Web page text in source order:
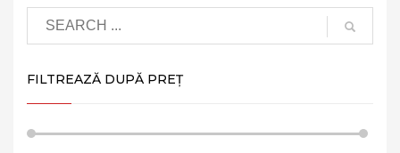
FILTREAZĂ DUPĂ PREȚ